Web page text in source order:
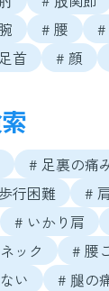
# 腰 #
首 # 顔
# 足裏の痛
行困難
#
# いかり肩
ック
# 腰
い
# 腿の